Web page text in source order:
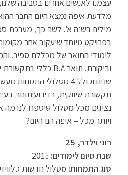
o
o
k
er
sA
p
p
עצמנו לאנשים אחרים בסביבה
מילים בשנה א'. לשם כך, מערכת
בפרויקט מיוחד שיעקוב אחר
לימודי התואר של מכללת ספיר.
שנים וכולל 4 מסלולי
תקשורת שיווקית, רדיו ועיתונות
נציגים מכל מסלול שיספרו לנו
ויותר מכל – איפה הם היום?
רוני וילדר, 25
שנת סיום לימודים: 2015
סוג התמחות: מסלול חדשות